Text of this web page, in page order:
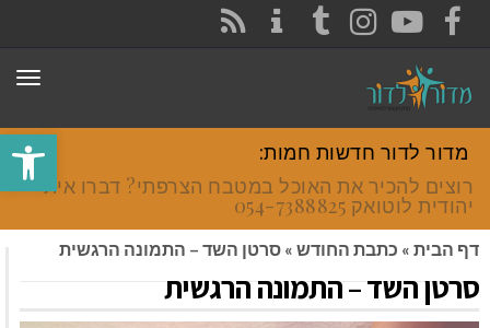
פתח
FACEBOOK
YOUTUBE
INSTAGRAM
TUMBLR
מדור לדור חדשות חמות:
רוצים להכיר את האוכל במטבח הצרפתי? דברו איתי
יהודית לוטואק 054-7388825.
דף הבית » כתבת החודש » סרטן השד – התמונה הרגשית
סרטן השד – התמונה הרגשית